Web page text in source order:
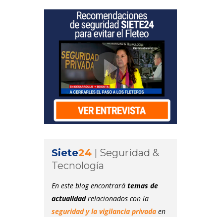
Siete24 | Seguridad &
Tecnología
En este blog encontrará temas de
actualidadrelacionados con la
seguridad y la vigilancia privada en